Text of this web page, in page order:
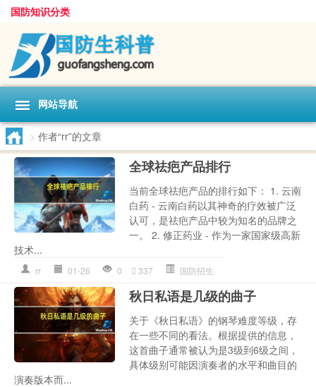
国防知识分类
网站导航
> 作者“rr”的文章
全球祛疤产品排行
当前全球祛疤产品的排行如下： 1. 云南
白药 - 云南白药以其神奇的疗效被广泛
认可，是祛疤产品中较为知名的品牌之
一。 2. 修正药业 - 作为一家国家级高新
技术...
rr 01-26 0 337 国防招生
秋日私语是几级的曲子
关于《秋日私语》的钢琴难度等级，存
在一些不同的看法。根据提供的信息，
这首曲子通常被认为是3级到6级之间，
具体级别可能因演奏者的水平和曲目的
演奏版本而...